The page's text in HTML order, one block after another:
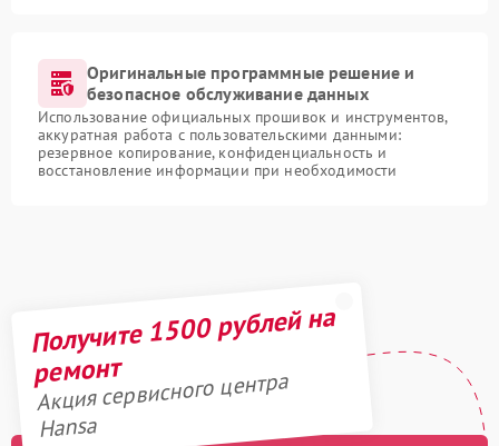
Оригинальные программные решение и
безопасное обслуживание данных
Использование официальных прошивок и инструментов,
аккуратная работа с пользовательскими данными:
резервное копирование, конфиденциальность и
восстановление информации при необходимости
Получите 1500 рублей на
ремонт
Акция сервисного центра
Hansa